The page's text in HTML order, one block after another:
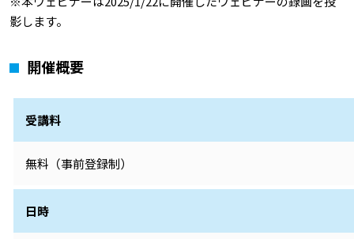
影します。
開催概要
受講料
無料（事前登録制）
日時